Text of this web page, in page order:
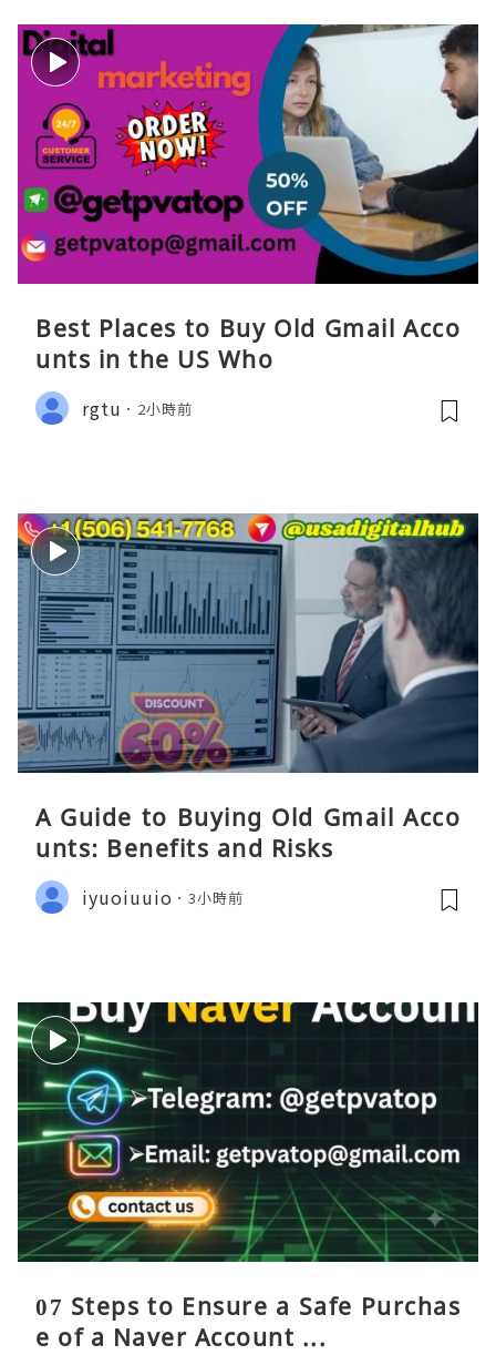
Best Places to Buy Old Gmail Acco
unts in the US Who
rgtu 2小時前
A Guide to Buying Old Gmail Acco
unts: Benefits and Risks
iyuoiuuio 3小時前
07 Steps to Ensure a Safe Purchas
e of a Naver Account ...